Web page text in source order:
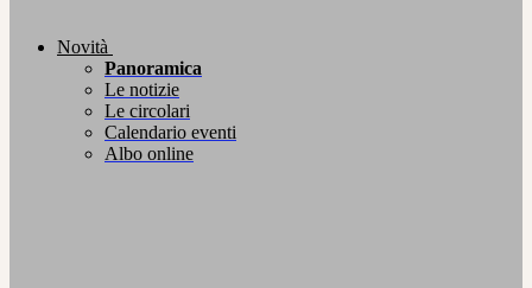
Novità
Panoramica
Le notizie
Le circolari
Calendario eventi
Albo online